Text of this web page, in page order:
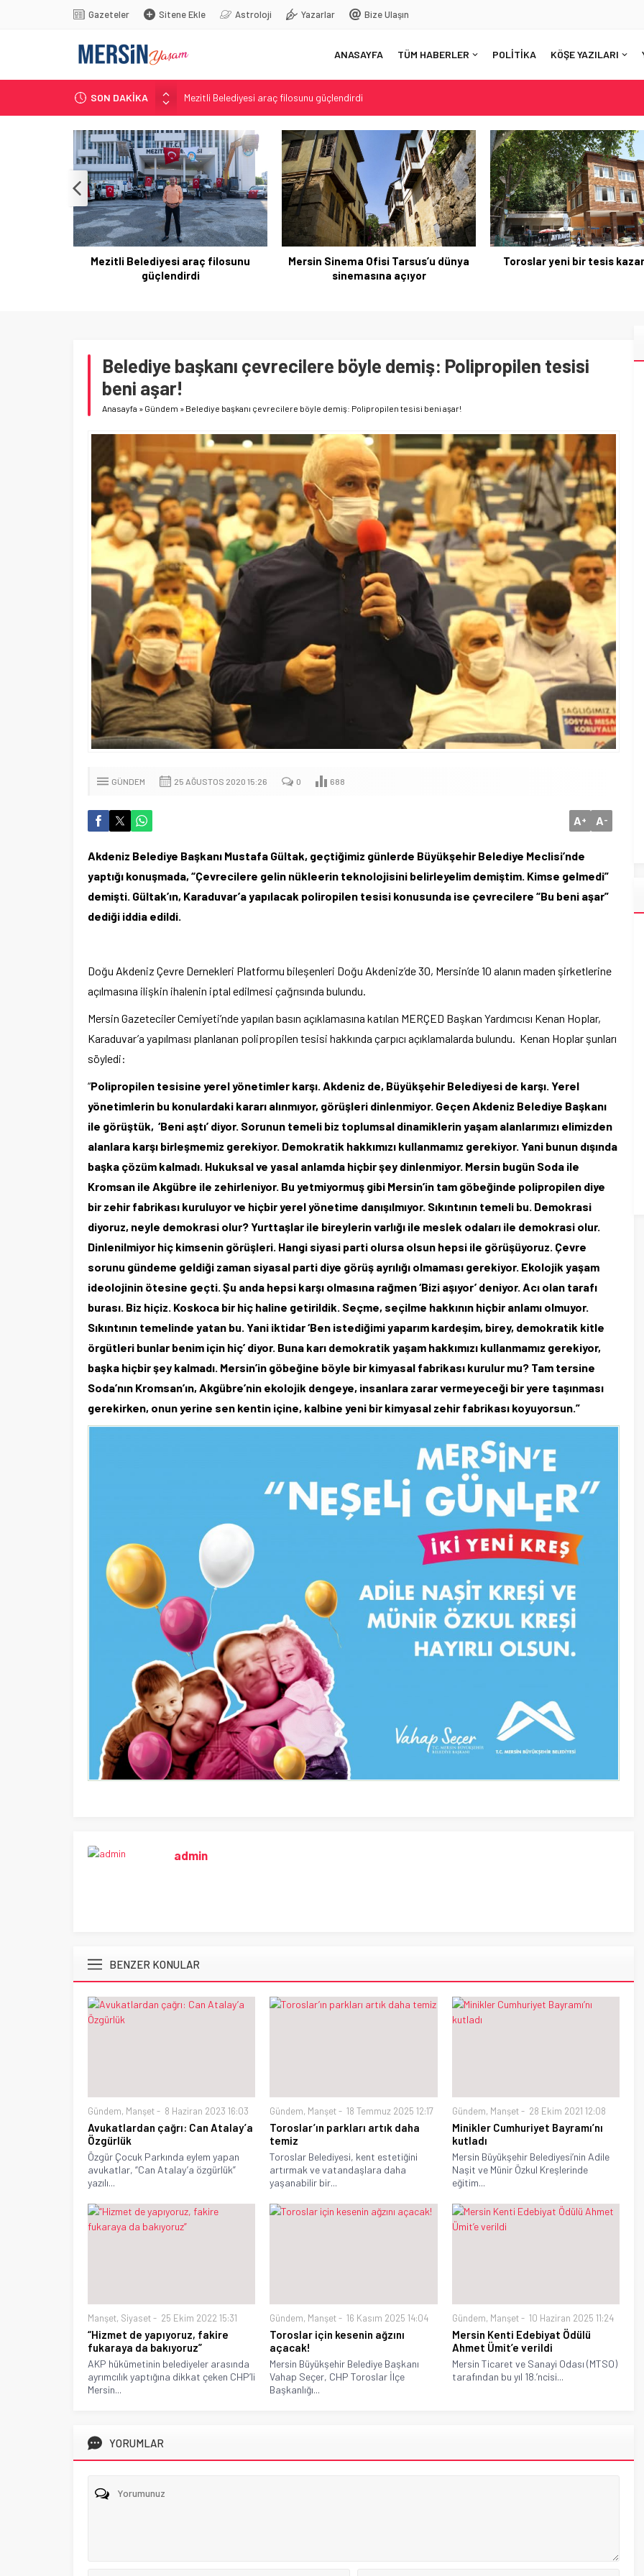
Gazeteler Sitene Ekle Astroloji Yazarlar Bize Ulaşın
ANASAYFA TÜM HABERLER POLİTİKA KÖŞE YAZILARI
SON DAKİKA
Mezitli Belediyesi araç filosunu güçlendirdi
Mersin Sinema Ofisi Tarsus’u dünya sinemasına açıyor
Toroslar yeni bir tesis kazanacak
Çocuklar için gözlem etkinliği
Ali Bozan, Bakan Yumaklı’ya sordu: Mersin orman yangınlarına karşı hazır mı?
Mezitli Belediyesi araç filosunu
güçlendirdi
Mersin Sinema Ofisi Tarsus’u dünya
sinemasına açıyor
Toroslar yeni bir tesis
Belediye başkanı çevrecilere böyle demiş: Polipropilen tesisi
beni aşar!
Anasayfa » Gündem » Belediye başkanı çevrecilere böyle demiş: Polipropilen tesisi beni aşar!
GÜNDEM 25 AĞUSTOS 2020 15:26 0 688
A+ A-
Akdeniz Belediye Başkanı Mustafa Gültak, geçtiğimiz günlerde Büyükşehir Belediye Meclisi’nde
yaptığı konuşmada, “Çevrecilere gelin nükleerin teknolojisini belirleyelim demiştim. Kimse gelmedi”
demişti. Gültak’ın, Karaduvar’a yapılacak poliropilen tesisi konusunda ise çevrecilere “Bu beni aşar”
dediği iddia edildi.
Doğu Akdeniz Çevre Dernekleri Platformu bileşenleri Doğu Akdeniz’de 30, Mersin’de 10 alanın maden şirketlerine
açılmasına ilişkin ihalenin iptal edilmesi çağrısında bulundu.
Mersin Gazeteciler Cemiyeti’nde yapılan basın açıklamasına katılan MERÇED Başkan Yardımcısı Kenan Hoplar,
Karaduvar’a yapılması planlanan polipropilen tesisi hakkında çarpıcı açıklamalarda bulundu. Kenan Hoplar şunları
söyledi:
“Polipropilen tesisine yerel yönetimler karşı. Akdeniz de, Büyükşehir Belediyesi de karşı. Yerel
yönetimlerin bu konulardaki kararı alınmıyor, görüşleri dinlenmiyor. Geçen Akdeniz Belediye Başkanı
ile görüştük, ‘Beni aştı’ diyor. Sorunun temeli biz toplumsal dinamiklerin yaşam alanlarımızı elimizden
alanlara karşı birleşmemiz gerekiyor. Demokratik hakkımızı kullanmamız gerekiyor. Yani bunun dışında
başka çözüm kalmadı. Hukuksal ve yasal anlamda hiçbir şey dinlenmiyor. Mersin bugün Soda ile
Kromsan ile Akgübre ile zehirleniyor. Bu yetmiyormuş gibi Mersin’in tam göbeğinde polipropilen diye
bir zehir fabrikası kuruluyor ve hiçbir yerel yönetime danışılmıyor. Sıkıntının temeli bu. Demokrasi
diyoruz, neyle demokrasi olur? Yurttaşlar ile bireylerin varlığı ile meslek odaları ile demokrasi olur.
Dinlenilmiyor hiç kimsenin görüşleri. Hangi siyasi parti olursa olsun hepsi ile görüşüyoruz. Çevre
sorunu gündeme geldiği zaman siyasal parti diye görüş ayrılığı olmaması gerekiyor. Ekolojik yaşam
ideolojinin ötesine geçti. Şu anda hepsi karşı olmasına rağmen ‘Bizi aşıyor’ deniyor. Acı olan tarafı
burası. Biz hiçiz. Koskoca bir hiç haline getirildik. Seçme, seçilme hakkının hiçbir anlamı olmuyor.
Sıkıntının temelinde yatan bu. Yani iktidar ‘Ben istediğimi yaparım kardeşim, birey, demokratik kitle
örgütleri bunlar benim için hiç’ diyor. Buna karı demokratik yaşam hakkımızı kullanmamız gerekiyor,
başka hiçbir şey kalmadı. Mersin’in göbeğine böyle bir kimyasal fabrikası kurulur mu? Tam tersine
Soda’nın Kromsan’ın, Akgübre’nin ekolojik dengeye, insanlara zarar vermeyeceği bir yere taşınması
gerekirken, onun yerine sen kentin içine, kalbine yeni bir kimyasal zehir fabrikası koyuyorsun.”
admin
BENZER KONULAR
Gündem, Manşet 8 Haziran 2023 16:03
Avukatlardan çağrı: Can Atalay’a
Özgürlük
Özgür Çocuk Parkında eylem yapan
avukatlar, “Can Atalay’a özgürlük”
yazılı...
Gündem, Manşet 18 Temmuz 2025 12:17
Toroslar’ın parkları artık daha
temiz
Toroslar Belediyesi, kent estetiğini
artırmak ve vatandaşlara daha
yaşanabilir bir...
Gündem, Manşet 28 Ekim 2021 12:08
Minikler Cumhuriyet Bayramı’nı
kutladı
Mersin Büyükşehir Belediyesi’nin Adile
Naşit ve Münir Özkul Kreşlerinde
eğitim...
Manşet, Siyaset 25 Ekim 2022 15:31
“Hizmet de yapıyoruz, fakire
fukaraya da bakıyoruz”
AKP hükümetinin belediyeler arasında
ayrımcılık yaptığına dikkat çeken CHP’li
Mersin...
Gündem, Manşet 16 Kasım 2025 14:04
Toroslar için kesenin ağzını
açacak!
Mersin Büyükşehir Belediye Başkanı
Vahap Seçer, CHP Toroslar İlçe
Başkanlığı...
Gündem, Manşet 10 Haziran 2025 11:24
Mersin Kenti Edebiyat Ödülü
Ahmet Ümit’e verildi
Mersin Ticaret ve Sanayi Odası (MTSO)
tarafından bu yıl 18.’ncisi...
YORUMLAR